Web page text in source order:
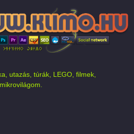
utazás, túrák, LEGO, filmek,